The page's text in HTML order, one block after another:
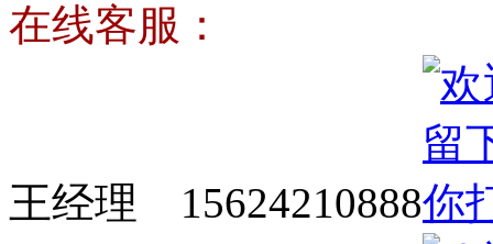
在线客服：
王经理 15624210888